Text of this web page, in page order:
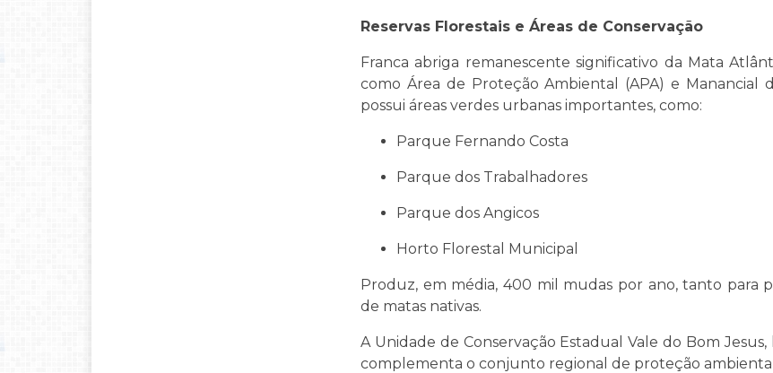
Reservas Florestais e Áreas de Conservação
Franca abriga remanescente significativo da Mata
como Área de Proteção Ambiental (APA) e Manancial
possui áreas verdes urbanas importantes, como:
Parque Fernando Costa
Parque dos Trabalhadores
Parque dos Angicos
Horto Florestal Municipal
Produz, em média, 400 mil mudas por ano, tanto para
de matas nativas.
A Unidade de Conservação Estadual Vale do Bom
complementa o conjunto regional de proteção